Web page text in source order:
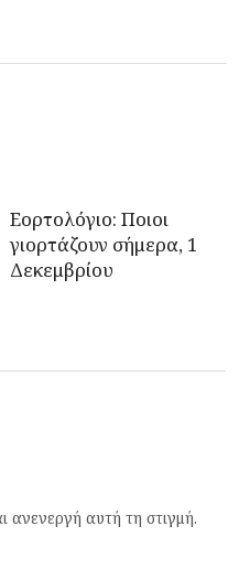
Εορτολόγιο: Ποιοι
γιορτάζουν σήμερα, 1
Δεκεμβρίου
αυτή τη στιγμή.